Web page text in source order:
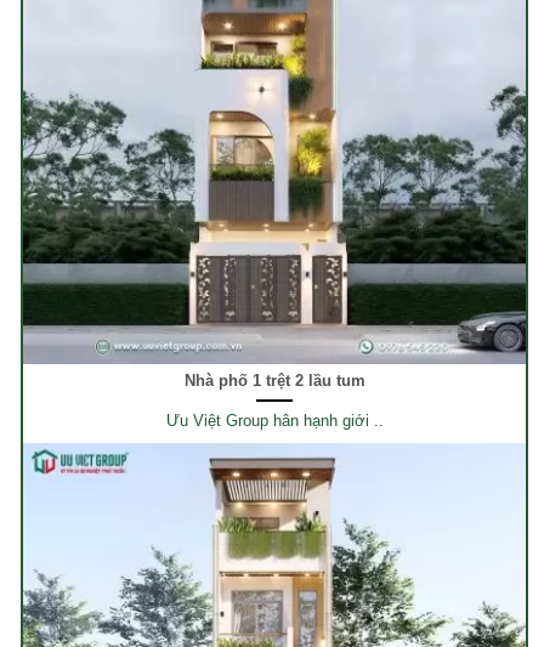
Nhà phố 1 trệt 2 lầu tum
Ưu Việt Group hân hạnh giới ..